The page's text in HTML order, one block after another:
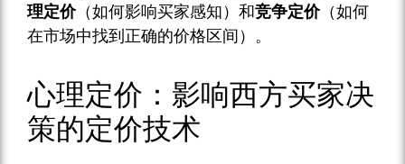
理定价（如何影响买家感知）和竞争定价（如何
在市场中找到正确的价格区间）。
心理定价：影响西方买家决
策的定价技术